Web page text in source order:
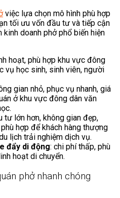
việc lựa chọn mô hình phù hợp
tối ưu vốn đầu tư và tiếp cận
kinh doanh phở phổ biến hiện
hoạt, phù hợp khu vực đông
vụ học sinh, sinh viên, người
gian nhỏ, phục vụ nhanh, giá
ở khu vực đông dân văn
tư lớn hơn, không gian đẹp,
hợp để khách hàng thượng
lịch trải nghiệm dịch vụ.
đẩy di động: chi phí thấp, phù
hoạt di chuyển.
phở nhanh chóng